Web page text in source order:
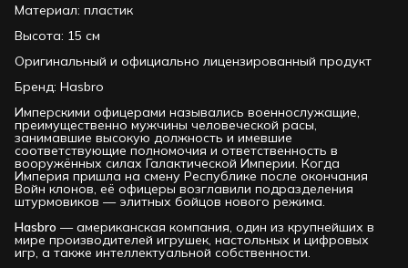
Материал: пластик
Высота: 15 см
Оригинальный и официально лицензированный продукт
Бренд: Hasbro
Имперскими офицерами назывались военнослужащие,
преимущественно мужчины человеческой расы,
занимавшие высокую должность и имевшие
соответствующие полномочия и ответственность в
вооружённых силах Галактической Империи. Когда
Империя пришла на смену Республике после окончания
Войн клонов, её офицеры возглавили подразделения
штурмовиков — элитных бойцов нового режима.
Hasbro — американская компания, один из крупнейших в
мире производителей игрушек, настольных и цифровых
игр, а также интеллектуальной собственности.